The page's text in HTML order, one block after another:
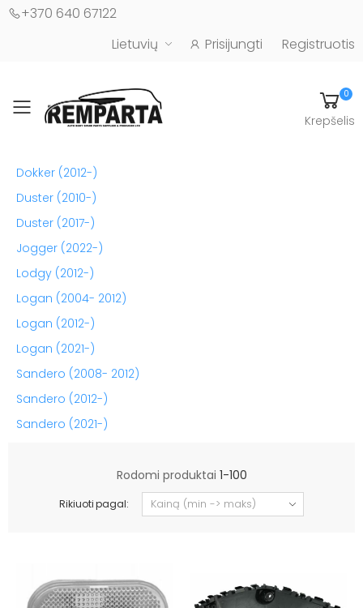
+370 640 67122
Lietuvių
Prisijungti Registruotis
Toggle mobile menu
0
Krepšelis
Dokker (2012-)
Duster (2010-)
Duster (2017-)
Jogger (2022-)
Lodgy (2012-)
Logan (2004- 2012)
Logan (2012-)
Logan (2021-)
Sandero (2008- 2012)
Sandero (2012-)
Sandero (2021-)
Rodomi produktai 1-100
Rikiuoti pagal: